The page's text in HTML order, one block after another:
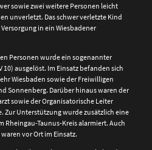
sowie zwei weitere Personen leicht
unverletzt. Das schwer verletzte Kind
in ein Wiesbadener
Personen wurde ein sogenannter
10) ausgelöst. Im Einsatz befanden sich
Wiesbaden sowie der Freiwilligen
Sonnenberg. Darüber hinaus waren der
sowie der Organisatorische Leiter
Zur Unterstützung wurde zusätzlich eine
Rheingau-Taunus-Kreis alarmiert. Auch
vor Ort im Einsatz.